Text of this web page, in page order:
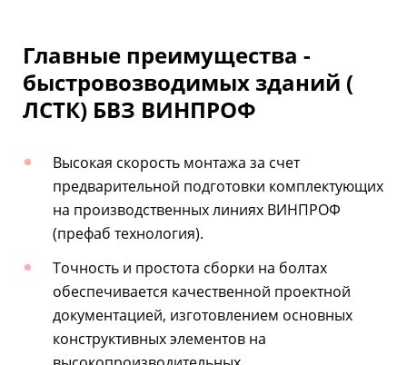
Главные преимущества -
быстровозводимых зданий (
ЛСТК) БВЗ ВИНПРОФ
Высокая скорость монтажа за счет
предварительной подготовки комплектующих
на производственных линиях ВИНПРОФ
(префаб технология).
Точность и простота сборки на болтах
обеспечивается качественной проектной
документацией, изготовлением основных
конструктивных элементов на